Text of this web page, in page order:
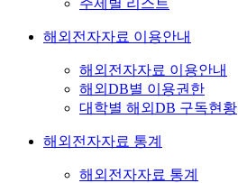
주제별 리스트
해외전자자료 이용안내
해외전자자료 이용안내
해외DB별 이용권한
대학별 해외DB 구독현황
해외전자자료 통계
해외전자자료 통계